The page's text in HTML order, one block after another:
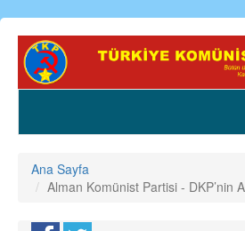
Ana
içeriğe
Ana Sayfa
Alman Komünist Partisi - DKP’nin